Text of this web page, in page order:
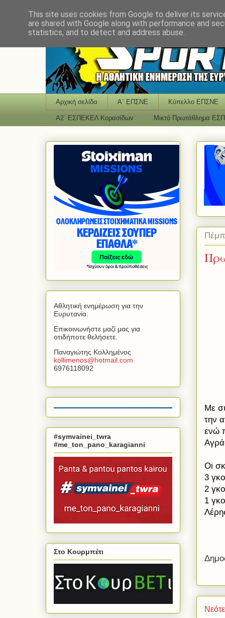
Αρχική σελίδα Α΄ ΕΠΣΝΕ Κύπελλο ΕΠΣΝΕ
Α2΄ ΕΣΠΕΚΕΛ Κορασίδων Μικτό Πρωτάθλημα
Με
την
ενώ
Οι
3
2
1
Αθλητική ενημέρωση για την
Ευρυτανία.
Επικοινωνήστε μαζί μας για
οτιδήποτε θελήσετε.
Παναγιώτης Κολλημένος
kollimenos@hotmail com
6976118092
#symvainei_twra
#me_ton_pano_karagianni
Στο Κουρμπέτι
This site uses cookies from Google to deliver its
are shared with Google along with performance and
statistics, and to detect and address abuse.